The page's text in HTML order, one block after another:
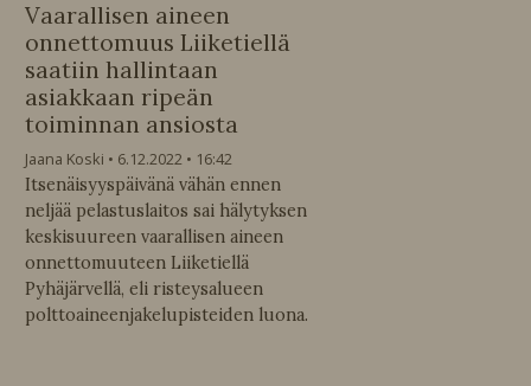
Vaarallisen aineen
onnettomuus Liiketiellä
saatiin hallintaan
asiakkaan ripeän
toiminnan ansiosta
Jaana Koski 6.12.2022
16:42
Itsenäisyyspäivänä vähän ennen
neljää pelastuslaitos sai hälytyksen
keskisuureen vaarallisen aineen
onnettomuuteen Liiketiellä
Pyhäjärvellä, eli risteysalueen
polttoaineenjakelupisteiden luona.